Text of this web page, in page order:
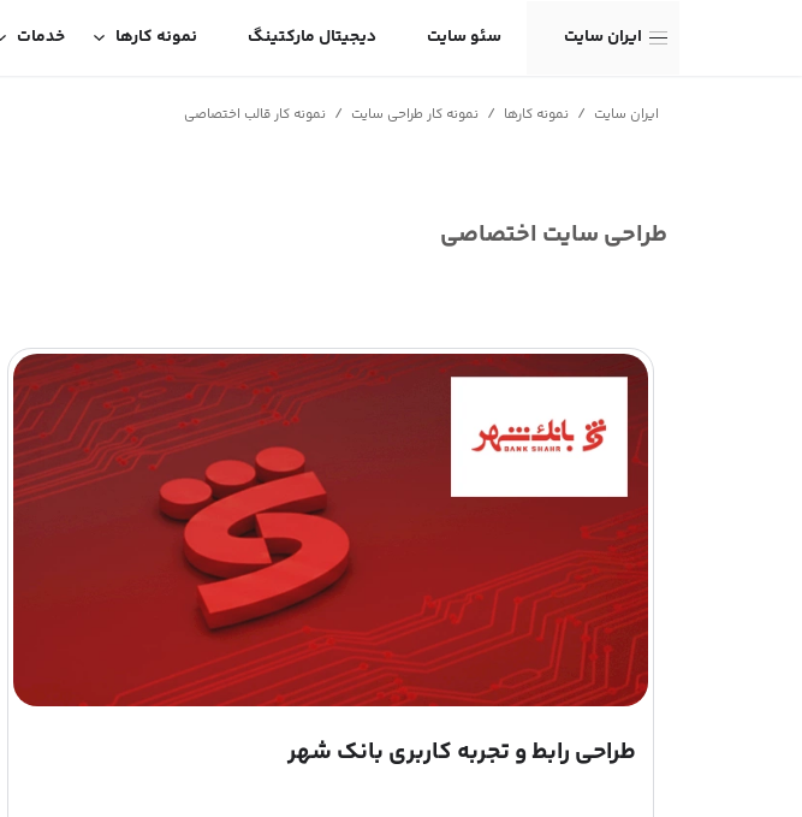
ایران سایت سئو سایت دیجیتال مارکتینگ نمونه کارها خدمات
ایران سایت / نمونه کارها / نمونه کار طراحی سایت / نمونه کار قالب اختصاصی
طراحی سایت اختصاصی
طراحی رابط و تجربه کاربری بانک شهر